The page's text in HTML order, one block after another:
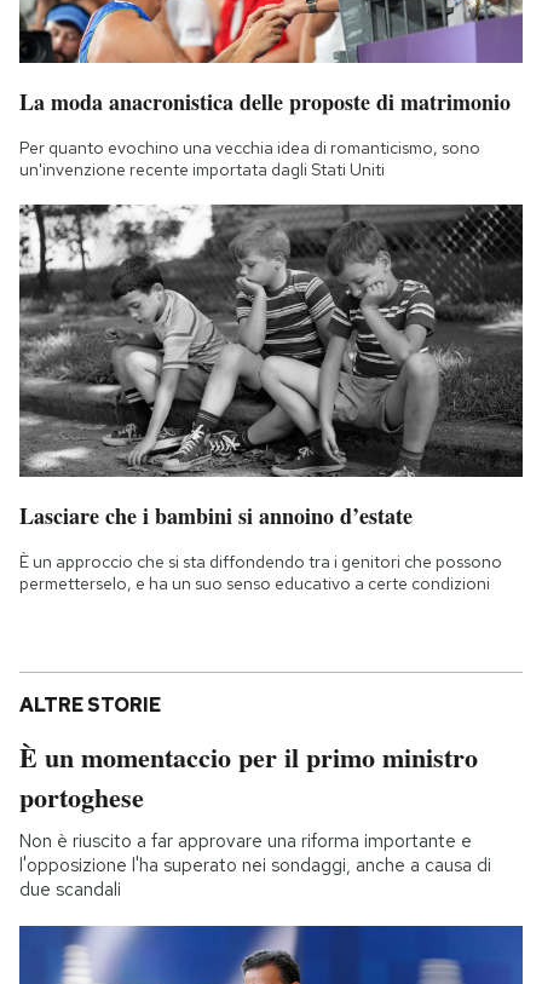
La moda anacronistica delle proposte di matrimonio
Per quanto evochino una vecchia idea di romanticismo, sono
un'invenzione recente importata dagli Stati Uniti
Lasciare che i bambini si annoino d’estate
È un approccio che si sta diffondendo tra i genitori che possono
permetterselo, e ha un suo senso educativo a certe condizioni
ALTRE STORIE
È un momentaccio per il primo ministro
portoghese
Non è riuscito a far approvare una riforma importante e
l'opposizione l'ha superato nei sondaggi, anche a causa di
due scandali